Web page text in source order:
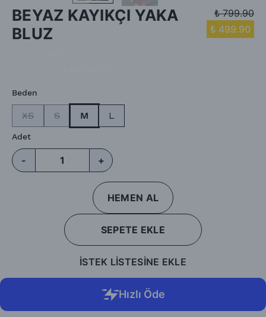
BEYAZ KAYIKÇI YAKA
BLUZ
₺ 799.90
₺ 499.90
Beden
XS S M L
Adet
- +
HEMEN AL
SEPETE EKLE
İSTEK LİSTESİNE EKLE